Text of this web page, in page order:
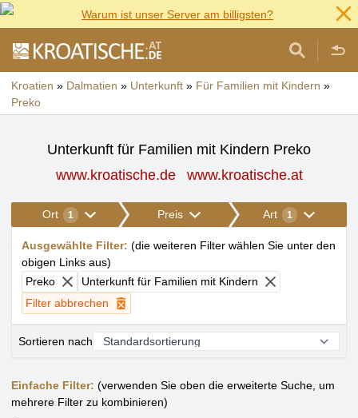
Warum ist unser Server am billigsten?
Kroatien » Dalmatien » Unterkunft » Für Familien mit Kindern »
Preko
Unterkunft für Familien mit Kindern Preko
www.kroatische.de
www.kroatische.at
Ort 1 Preis Art 1
Ausgewählte Filter: (die weiteren Filter wählen Sie unter den
obigen Links aus)
Preko
Unterkunft für Familien mit Kindern
Filter abbrechen
Sortieren nach
Einfache Filter: (verwenden Sie oben die erweiterte Suche, um
mehrere Filter zu kombinieren)